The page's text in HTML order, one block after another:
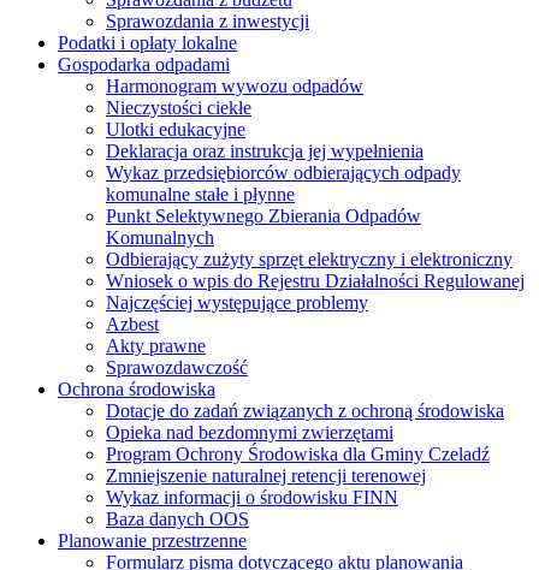
Sprawozdania z inwestycji
Podatki i opłaty lokalne
Gospodarka odpadami
Harmonogram wywozu odpadów
Nieczystości ciekłe
Ulotki edukacyjne
Deklaracja oraz instrukcja jej wypełnienia
Wykaz przedsiębiorców odbierających odpady
komunalne stałe i płynne
Punkt Selektywnego Zbierania Odpadów
Komunalnych
Odbierający zużyty sprzęt elektryczny i elektroniczny
Wniosek o wpis do Rejestru Działalności Regulowanej
Najczęściej występujące problemy
Azbest
Akty prawne
Sprawozdawczość
Ochrona środowiska
Dotacje do zadań związanych z ochroną środowiska
Opieka nad bezdomnymi zwierzętami
Program Ochrony Środowiska dla Gminy Czeladź
Zmniejszenie naturalnej retencji terenowej
Wykaz informacji o środowisku FINN
Baza danych OOS
Planowanie przestrzenne
Formularz pisma dotyczącego aktu planowania